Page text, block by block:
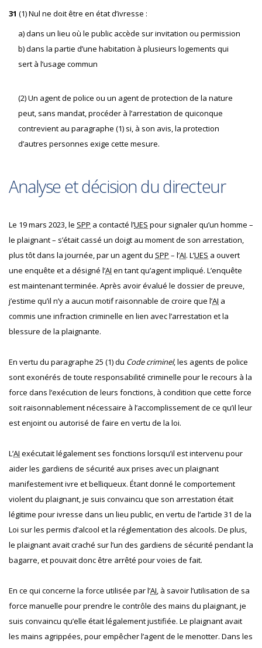
31 (1) Nul ne doit être en état d’ivresse :
a) dans un lieu où le public accède sur invitation ou permission
b) dans la partie d’une habitation à plusieurs logements qui
sert à l’usage commun
(2) Un agent de police ou un agent de protection de la nature
peut, sans mandat, procéder à l’arrestation de quiconque
contrevient au paragraphe (1) si, à son avis, la protection
d’autres personnes exige cette mesure.
Analyse et décision du directeur
Le 19 mars 2023, le SPP a contacté l’UES pour signaler qu’un homme –
le plaignant – s’était cassé un doigt au moment de son arrestation,
plus tôt dans la journée, par un agent du SPP – l’AI. L’UES a ouvert
une enquête et a désigné l’AI en tant qu’agent impliqué. L’enquête
est maintenant terminée. Après avoir évalué le dossier de preuve,
j’estime qu’il n’y a aucun motif raisonnable de croire que l’AI a
commis une infraction criminelle en lien avec l’arrestation et la
blessure de la plaignante.
En vertu du paragraphe 25 (1) du Code criminel, les agents de police
sont exonérés de toute responsabilité criminelle pour le recours à la
force dans l’exécution de leurs fonctions, à condition que cette force
soit raisonnablement nécessaire à l’accomplissement de ce qu’il leur
est enjoint ou autorisé de faire en vertu de la loi.
L’AI exécutait légalement ses fonctions lorsqu’il est intervenu pour
aider les gardiens de sécurité aux prises avec un plaignant
manifestement ivre et belliqueux. Étant donné le comportement
violent du plaignant, je suis convaincu que son arrestation était
légitime pour ivresse dans un lieu public, en vertu de l’article 31 de la
Loi sur les permis d’alcool et la réglementation des alcools. De plus,
le plaignant avait craché sur l’un des gardiens de sécurité pendant la
bagarre, et pouvait donc être arrêté pour voies de fait.
En ce qui concerne la force utilisée par l’AI, à savoir l’utilisation de sa
force manuelle pour prendre le contrôle des mains du plaignant, je
suis convaincu qu’elle était légalement justifiée. Le plaignant avait
les mains agrippées, pour empêcher l’agent de le menotter. Dans les